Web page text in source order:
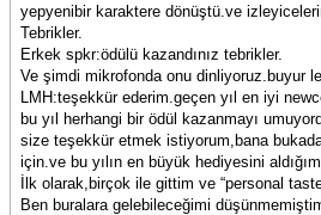
yepyenibir karaktere dönüştü.ve
Tebrikler.
Erkek spkr:ödülü kazandınız tebrikler.
Ve şimdi mikrofonda onu dinliyoruz.buyur
LMH:teşekkür ederim.geçen yıl en iyi
bu yıl herhangi bir ödül kazanmayı
size teşekkür etmek istiyorum,bana
için.ve bu yılın en büyük hediyesini
İlk olarak,birçok ile gittim ve “personal
Ben buralara gelebileceğimi